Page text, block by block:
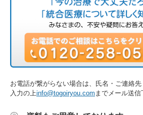
お電話が繋がらない場合は、氏名・ご連絡
入力の上info@togoiryou.com までメール送信